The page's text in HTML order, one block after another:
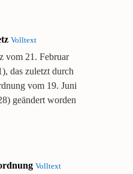
Volltext
vom 21. Februar
das zuletzt durch
vom 19. Juni
geändert worden
Volltext